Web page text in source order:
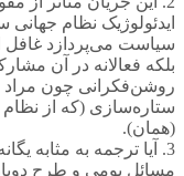
ایدئولوژیک نظام
سیاست می‌پردازد غافل
بلکه فعالانه در آن
روشن‌فکرانی چون مراد
ستاره‌سازی (که از نظام
(همان).
3. آیا ترجمه به مثابه
مسائل بومی و طرح